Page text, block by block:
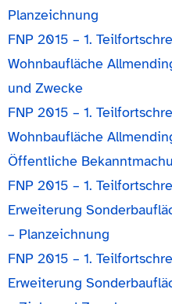
Planzeichnung
FNP 2015 – 1.
Wohnbaufläche
und Zwecke
FNP 2015 – 1.
Wohnbaufläche
Öffentliche
FNP 2015 – 1.
Erweiterung
– Planzeichnung
FNP 2015 – 1.
Erweiterung